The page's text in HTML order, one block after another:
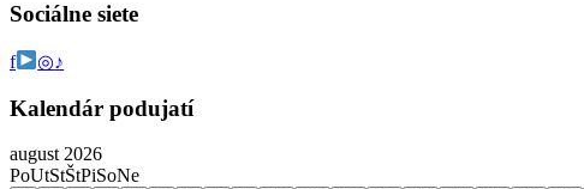
Sociálne siete
f ◎♪
Kalendár podujatí
august 2026
PoUtStŠtPiSoNe